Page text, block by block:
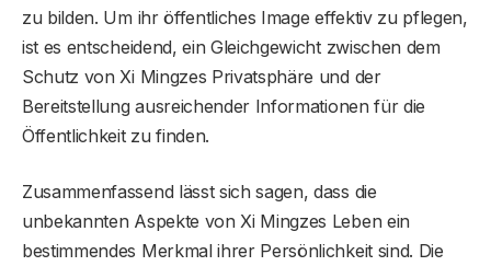
zu bilden. Um ihr öffentliches Image effektiv zu pflegen,
ist es entscheidend, ein Gleichgewicht zwischen dem
Schutz von Xi Mingzes Privatsphäre und der
Bereitstellung ausreichender Informationen für die
Öffentlichkeit zu finden.
Zusammenfassend lässt sich sagen, dass die
unbekannten Aspekte von Xi Mingzes Leben ein
bestimmendes Merkmal ihrer Persönlichkeit sind. Die